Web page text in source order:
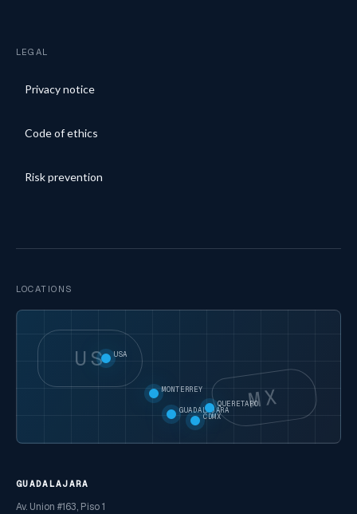
LEGAL
Privacy notice
Code of ethics
Risk prevention
LOCATIONS
US
MX
USA
MONTERREY
GUADALAJARA
CDMX
QUERETARO
GUADALAJARA
Av. Union #163, Piso 1